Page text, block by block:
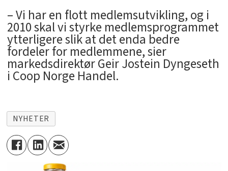
– Vi har en flott medlemsutvikling, og i
2010 skal vi styrke medlemsprogrammet
ytterligere slik at det enda bedre
fordeler for medlemmene, sier
markedsdirektør Geir Jostein Dyngeseth
i Coop Norge Handel.
NYHETER